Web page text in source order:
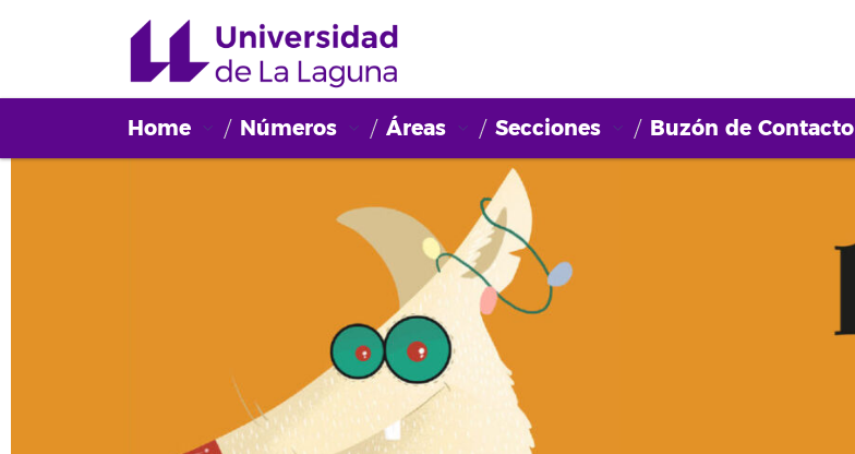
Home Números Áreas Secciones Buzón de Contacto